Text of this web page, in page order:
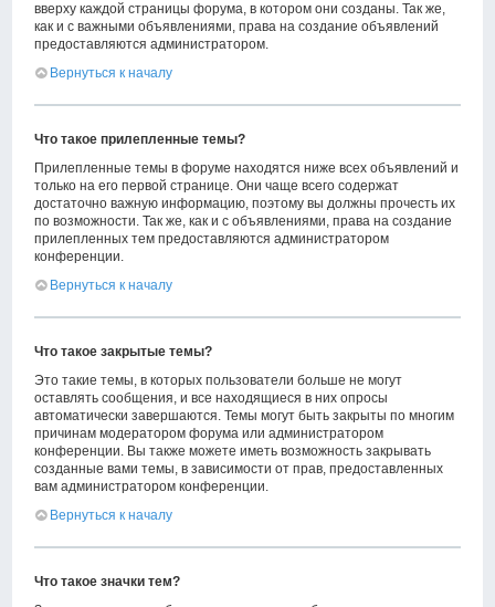
вверху каждой страницы форума, в котором они созданы. Так же,
как и с важными объявлениями, права на создание объявлений
предоставляются администратором.
Вернуться к началу
Что такое прилепленные темы?
Прилепленные темы в форуме находятся ниже всех объявлений и
только на его первой странице. Они чаще всего содержат
достаточно важную информацию, поэтому вы должны прочесть их
по возможности. Так же, как и с объявлениями, права на создание
прилепленных тем предоставляются администратором
конференции.
Вернуться к началу
Что такое закрытые темы?
Это такие темы, в которых пользователи больше не могут
оставлять сообщения, и все находящиеся в них опросы
автоматически завершаются. Темы могут быть закрыты по многим
причинам модератором форума или администратором
конференции. Вы также можете иметь возможность закрывать
созданные вами темы, в зависимости от прав, предоставленных
вам администратором конференции.
Вернуться к началу
Что такое значки тем?